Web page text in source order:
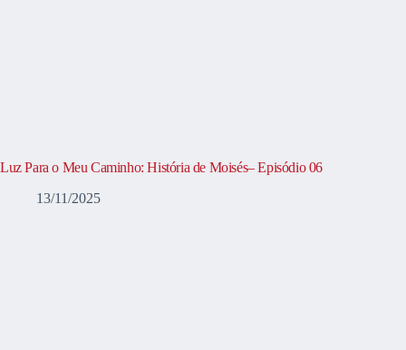
Luz Para o Meu Caminho: História de Moisés– Episódio 06
13/11/2025